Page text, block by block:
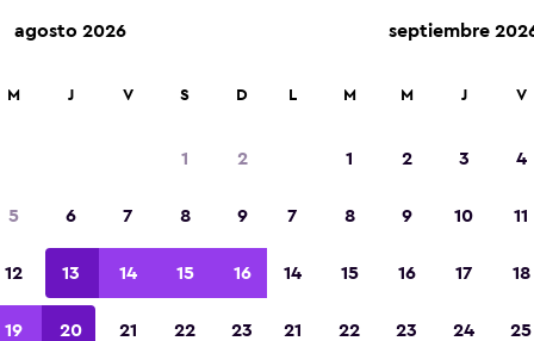
en más de 70.000 ubicaciones con momondo.
mejores ofertas de arriendo
para 8 pasajeros en
increíbles ofertas de vans en 8 para 8
agosto 2026
M J V S D
1 2
5 6 7 8 9
12 13 14 15 16
19 20 21 22 23
septiembre
L M M J V
1 2 3 4
7 8 9 10 11
14 15 16 17 18
21 22 23 24 25